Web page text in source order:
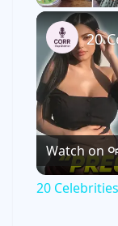
Watch on
20